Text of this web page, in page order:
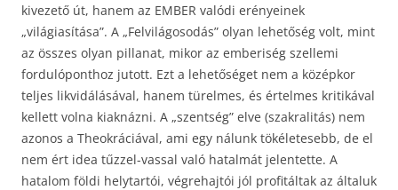
kivezető út, hanem az EMBER valódi erényeinek
„világiasítása”. A „Felvilágosodás” olyan lehetőség volt, mint
az összes olyan pillanat, mikor az emberiség szellemi
fordulóponthoz jutott. Ezt a lehetőséget nem a középkor
teljes likvidálásával, hanem türelmes, és értelmes kritikával
kellett volna kiaknázni. A „szentség” elve (szakralitás) nem
azonos a Theokráciával, ami egy nálunk tökéletesebb, de el
nem ért idea tűzzel-vassal való hatalmát jelentette. A
hatalom földi helytartói, végrehajtói jól profitáltak az általuk